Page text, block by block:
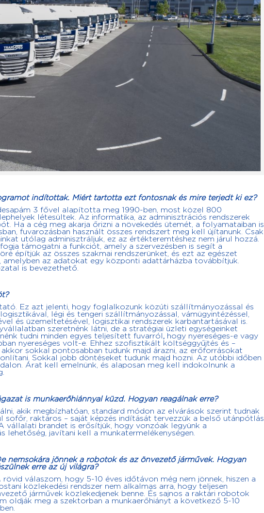
indítottak. Miért tartotta ezt fontosnak és mire terjedt ki ez?
3 fővel alapította meg 1990-ben, most közel 800
létesültek. Az informatika, az adminisztrációs rendszerek
Ha a cég meg akarja őrizni a növekedés ütemét, a folyamataiban is
fuvarozásban használt összes rendszert meg kell újítanunk. Csak
utólag adminisztráljuk, ez az értékteremtéshez nem járul hozzá.
támogatni a funkciót, amely a szervezésben is segít a
építjük az összes szakmai rendszerünket, és ezt az egészet
az adatokat egy központi adattárházba továbbítjuk.
is bevezethető.
Ez azt jelenti, hogy foglalkozunk közúti szállítmányozással és
légi és tengeri szállítmányozással, vámügyintézéssel,
és üzemeltetésével, logisztikai rendszerek karbantartásával is.
szeretnénk látni, de a stratégiai üzleti egységeinket
tudni minden egyes teljesített fuvarról , hogy nyereséges-e vagy
nyereséges volt-e. Ehhez szofisztikált költséggyűjtés és –
sokkal pontosabban tudunk majd árazni, az erőforrásokat
Sokkal jobb döntéseket tudunk majd hozni. Az utóbbi időben
Árat kell emelnünk, és alaposan meg kell indokolnunk a
is munkaerőhiánnyal küzd. Hogyan reagálnak erre?
akik megbízhatóan, standard módon az elvárások szerint tudnak
sofőr, raktáros – saját képzés indítását tervezzük a belső utánpótlás
vállalati brandet is erősítjük, hogy vonzóak legyünk a
lehetőség, javítani kell a munkatermelékenységen.
nemsokára jönnek a robotok és az önvezető járművek. Hogyan
erre az új világra?
rövid válaszom, hogy 5-10 éves időtávon még nem jönnek, hiszen a
közlekedési rendszer nem alkalmas arra, hogy teljesen
járművek közlekedjenek benne. És sajnos a raktári robotok
oldják meg a szektorban a munkaerőhiányt a következő 5-10